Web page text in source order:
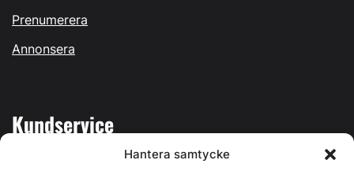
Hantera samtycke
Prenumerera
Annonsera
Kundservice